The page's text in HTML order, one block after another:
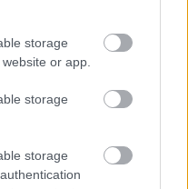
storage
or app.
storage
storage